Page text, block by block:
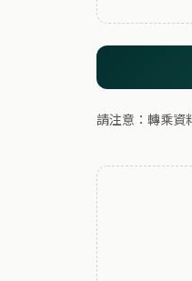
請注意：轉乘資